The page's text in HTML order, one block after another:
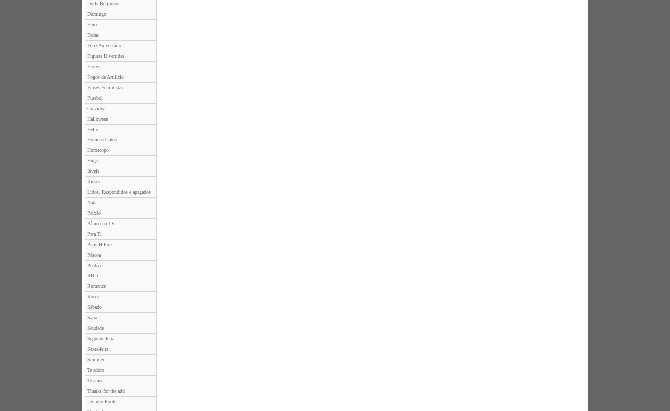
Dolls Beijinhos
Domingo
Emo
Fadas
Feliz Aniversário
Figuras Divertidas
Flores
Fogos de Artifício
Frases Feministas
Futebol
Gravidez
Halloween
Hello
Homens Gatos
Horóscopo
Hugs
Inveja
Kisses
Lidos, Respondidos e apagados
Natal
Paixão
Pânico na TV
Para Ti
Paris Hilton
Páscoa
Perdão
RBD
Romance
Roses
Sábado
Sapo
Saudade
Segunda-feira
Sexta-feira
Summer
Te adoro
Te amo
Thanks for the add
Ursinho Pooh